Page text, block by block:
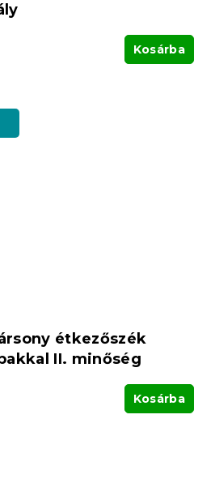
Kosárba
étkezőszék
II. minőség
Kosárba